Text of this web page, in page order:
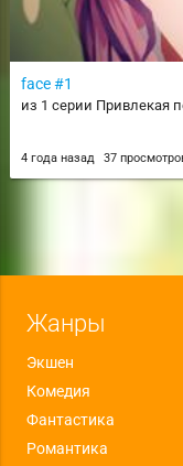
face #1
из 1 серии Привлекая
4 года назад 37
Жанры
Экшен
Комедия
Фантастика
Романтика